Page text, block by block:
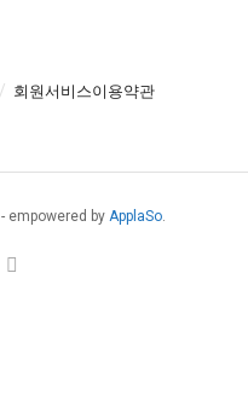
회원서비스이용약관
- empowered by ApplaSo